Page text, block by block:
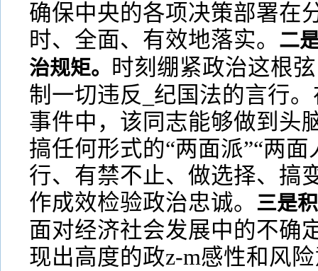
确保中央的各项决策部署在
时、全面、有效地落实。 二
治规矩。
时刻绷紧政治这根
制一切违反_纪国法的言行
事件中，该同志能够做到头
搞任何形式的“两面派”“两
行、有禁不止、做选择、搞
作成效检验政治忠诚。 三是
面对经济社会发展中的不确
现出高度的政z-m感性和风